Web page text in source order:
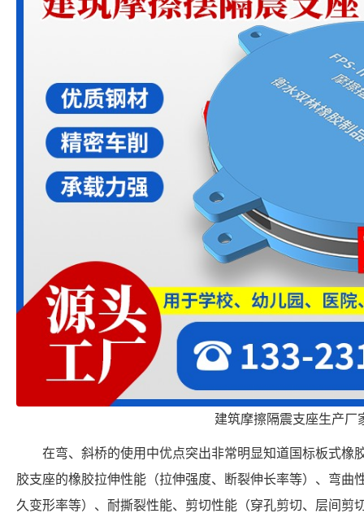
建筑摩擦隔震支座生产厂
在弯、斜桥的使用中优点突出非常明显知道国标板式橡
胶支座的橡胶拉伸性能（拉伸强度、断裂伸长率等）、弯曲
久变形率等）、耐撕裂性能、剪切性能（穿孔剪切、层间剪